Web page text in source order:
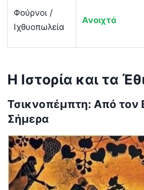
Φούρνοι /
Ιχθυοπωλεία
Ανοιχτά
Η Ιστορία και τα
Τσικνοπέμπτη: Από τον
Σήμερα